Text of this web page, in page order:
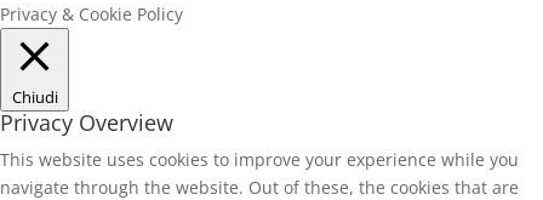
Privacy & Cookie Policy
Chiudi
Privacy Overview
This website uses cookies to improve your experience while you
navigate through the website. Out of these, the cookies that are